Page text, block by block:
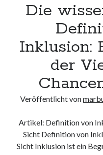
Die
Inklusion:
der
Veröffentlicht von
Artikel: Definition von
Sicht Definition von
Sicht Inklusion ist ein